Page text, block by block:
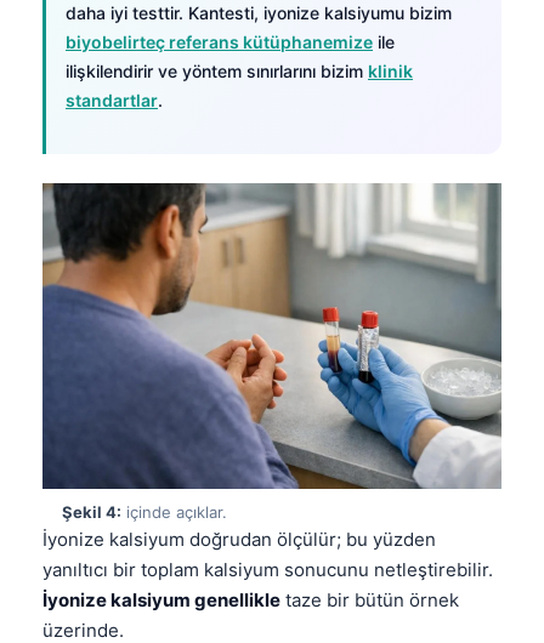
daha iyi testtir. Kantesti, iyonize kalsiyumu bizim
biyobelirteç referans kütüphanemize ile
ilişkilendirir ve yöntem sınırlarını bizim klinik
standartlar.
Şekil 4: içinde açıklar.
İyonize kalsiyum doğrudan ölçülür; bu yüzden
yanıltıcı bir toplam kalsiyum sonucunu netleştirebilir.
İyonize kalsiyum genellikle taze bir bütün örnek
üzerinde.